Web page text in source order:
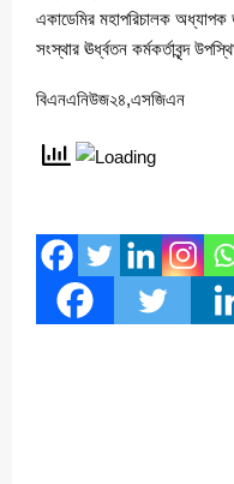
একাডেমির মহাপরিচালক
সংস্থার ঊর্ধ্বতন কর্মকর্তাবৃন্দ
বিএনএনিউজ২৪,এসজিএন